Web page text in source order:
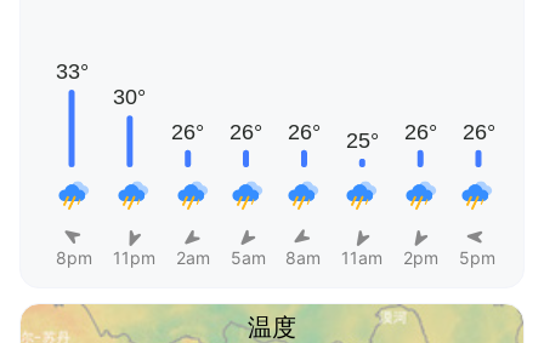
8pm 11pm 2am 5am 8am 11am 2pm 5pm
温度